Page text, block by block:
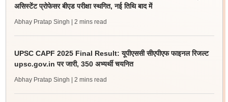
असिस्टेंट प्रोफेसर बीएड परीक्षा स्थगित, नई तिथि बाद में
Abhay Pratap Singh | 2 mins read
UPSC CAPF 2025 Final Result: यूपीएससी सीएपीएफ फाइनल रिजल्ट
upsc.gov.in पर जारी, 350 अभ्यर्थी चयनित
Abhay Pratap Singh | 2 mins read